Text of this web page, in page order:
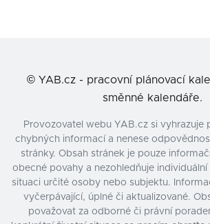
© YAB.cz - pracovní plánovací
směnné kalendáře.
Provozovatel webu YAB.cz si vyhrazuje
chybných informací a nenese
stránky. Obsah stránek je pouze
obecné povahy a nezohledňuje
situaci určité osoby nebo subjektu.
vyčerpávající, úplné či aktualizované.
považovat za odborné či právní